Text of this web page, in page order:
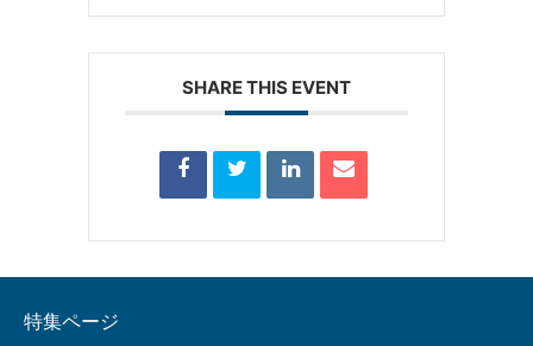
SHARE THIS EVENT
特集ページ